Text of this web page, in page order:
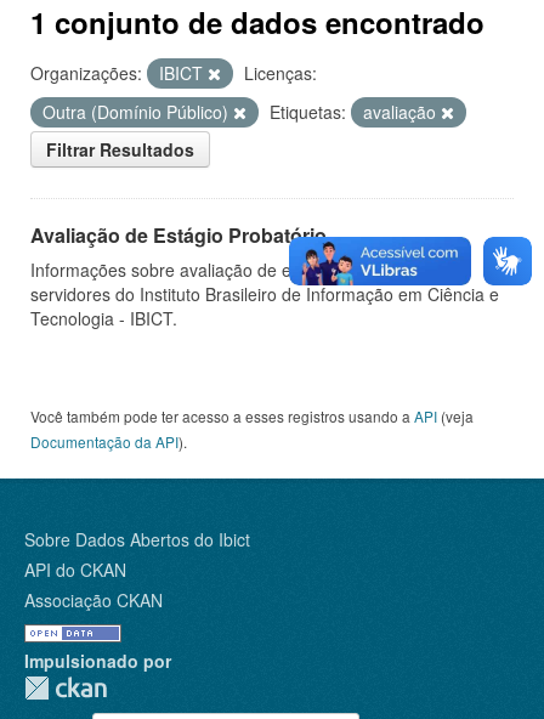
1 conjunto de dados encontrado
Organizações: IBICT
Licenças:
Outra (Domínio Público)
Etiquetas:
avaliação
Filtrar Resultados
Avaliação de Estágio Probatório
Informações sobre avaliação de estágio probatório de
servidores do Instituto Brasileiro de Informação em Ciência e
Tecnologia - IBICT.
Você também pode ter acesso a esses registros usando a API (veja
Documentação da API).
Sobre Dados Abertos do Ibict
API do CKAN
Associação CKAN
Impulsionado por